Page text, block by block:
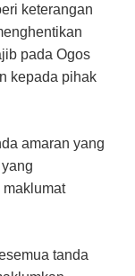
keterangan
pada Ogos
kepada pihak
amaran yang
tanda